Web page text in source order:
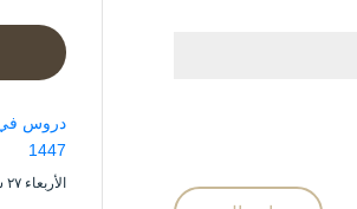
دروس في
1447
الأربعاء ۲۷ شوال ۱٤٤۷هـ ۱۵-٤-۲۰۲٦م